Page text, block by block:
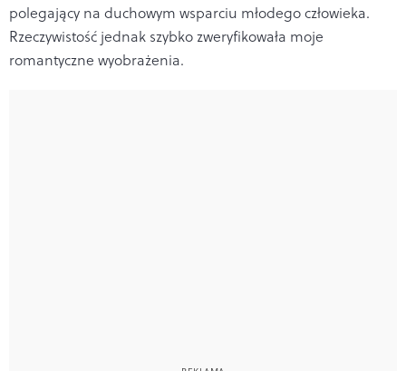
polegający na duchowym wsparciu młodego człowieka.
Rzeczywistość jednak szybko zweryfikowała moje
romantyczne wyobrażenia.